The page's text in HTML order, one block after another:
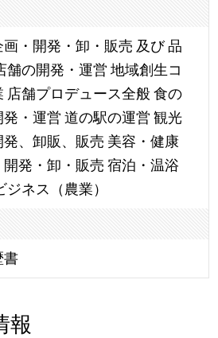
・開発・卸・販売 及び 品
舗の開発・運営 地域創生コ
店舗プロデュース全般 食の
・運営 道の駅の運営 観光
、卸販、販売 美容・健康
発・卸・販売 宿泊・温浴
ネス（農業）
書
報